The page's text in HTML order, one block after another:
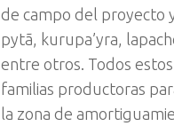
de campo del proyecto
pytã, kurupa’yra,
entre otros. Todos
familias productoras
la zona de